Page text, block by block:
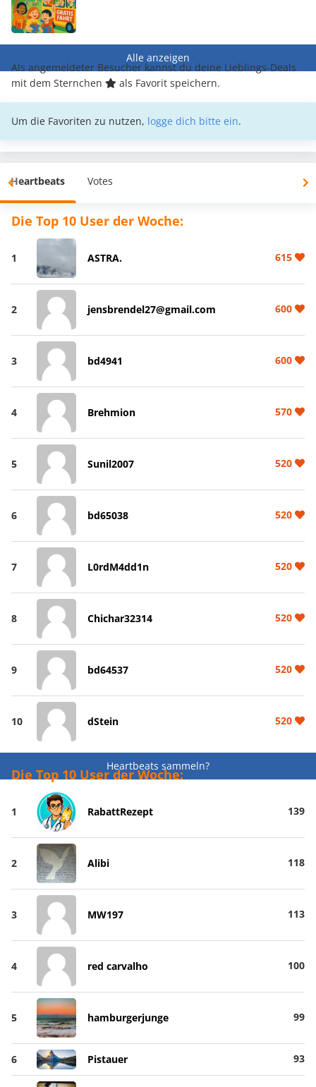
Alle anzeigen
Als angemeldeter Besucher kannst du deine Lieblings-Deals
mit dem Sternchen
als Favorit speichern.
Um die Favoriten zu nutzen, logge dich bitte ein.
Heartbeats Votes
Die Top 10 User der Woche:
1 ASTRA. 615
2 jensbrendel27@gmail.com 600
3 bd4941 600
4 Brehmion 570
5 Sunil2007 520
6 bd65038 520
7 L0rdM4dd1n 520
8 Chichar32314 520
9 bd64537 520
10 dStein 520
Heartbeats sammeln?
Die Top 10 User der Woche:
1 RabattRezept 139
2 Alibi 118
3 MW197 113
4 red carvalho 100
5 hamburgerjunge 99
6 Pistauer 93